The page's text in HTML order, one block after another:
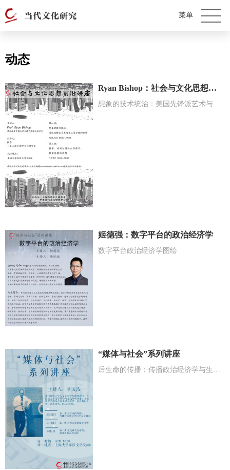
动态
Ryan Bishop：社会与文化思想前沿系列讲座
想象的技术统治：美国先锋派艺术与军工复合体的合作；技术、时间与国际合作项目：斯蒂格勒的思想
姬德强：数字平台的政治经济学
数字平台政治经济学图绘
“媒体与社会”系列讲座
后生命的传播：传播政治经济学与生存论视角”、“去西方化的媒介考古” “文化研究在田野：感官民族志得...